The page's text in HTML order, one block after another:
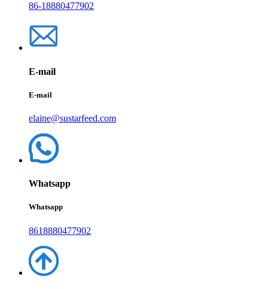
86-18880477902
E-mail
E-mail
elaine@sustarfeed.com
Whatsapp
Whatsapp
8618880477902